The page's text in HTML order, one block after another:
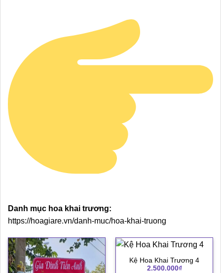
Danh mục hoa khai trương:
https://hoagiare.vn/danh-muc/hoa-khai-truong
Kệ Hoa Khai Trương 4
2.500.000₫